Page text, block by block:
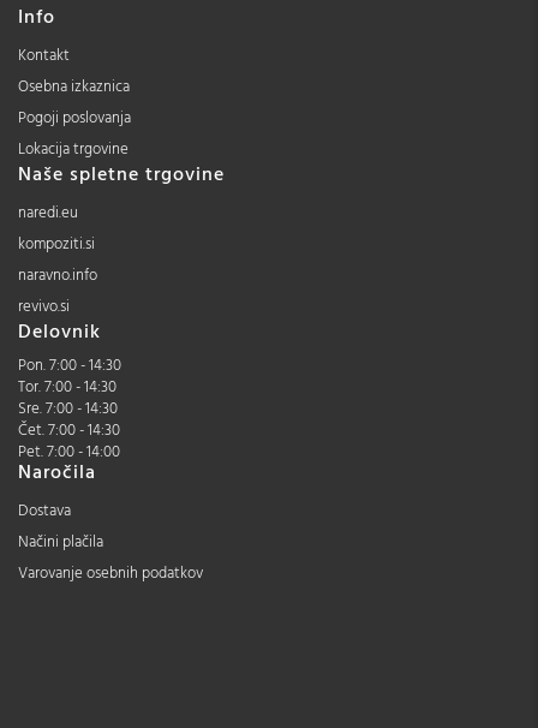
Info
Kontakt
Osebna izkaznica
Pogoji poslovanja
Lokacija trgovine
Naše spletne trgovine
naredi.eu
kompoziti.si
naravno.info
revivo.si
Delovnik
Pon. 7:00 - 14:30
Tor. 7:00 - 14:30
Sre. 7:00 - 14:30
Čet. 7:00 - 14:30
Pet. 7:00 - 14:00
Naročila
Dostava
Načini plačila
Varovanje osebnih podatkov